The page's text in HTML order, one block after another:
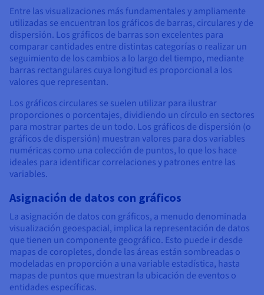
Entre las visualizaciones más fundamentales y ampliamente
utilizadas se encuentran los gráficos de barras, circulares y de
dispersión. Los gráficos de barras son excelentes para
comparar cantidades entre distintas categorías o realizar un
seguimiento de los cambios a lo largo del tiempo, mediante
barras rectangulares cuya longitud es proporcional a los
valores que representan.
Los gráficos circulares se suelen utilizar para ilustrar
proporciones o porcentajes, dividiendo un círculo en sectores
para mostrar partes de un todo. Los gráficos de dispersión (o
gráficos de dispersión) muestran valores para dos variables
numéricas como una colección de puntos, lo que los hace
ideales para identificar correlaciones y patrones entre las
variables.
Asignación de datos con gráficos
La asignación de datos con gráficos, a menudo denominada
visualización geoespacial, implica la representación de datos
que tienen un componente geográfico. Esto puede ir desde
mapas de coropletes, donde las áreas están sombreadas o
modeladas en proporción a una variable estadística, hasta
mapas de puntos que muestran la ubicación de eventos o
entidades específicas.